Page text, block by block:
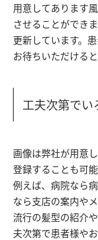
用意してあります
させることができま
更新しています。
お待ちいただける
工夫次第でい
画像は弊社が用意
登録することも可能
例えば、病院なら
なら支店の案内や
流行の髪型の紹介
夫次第で患者様や